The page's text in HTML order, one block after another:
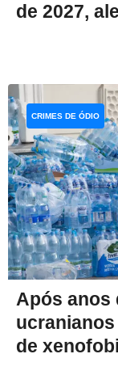
de 2027,
Após anos
de
CRIMES DE ÓDIO